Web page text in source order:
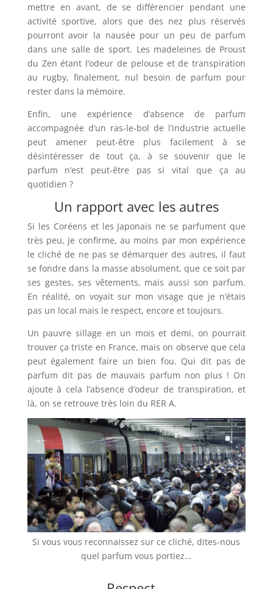
mettre en avant, de se différencier pendant une
activité sportive, alors que des nez plus réservés
pourront avoir la nausée pour un peu de parfum
dans une salle de sport. Les madeleines de Proust
du Zen étant l’odeur de pelouse et de transpiration
au rugby, finalement, nul besoin de parfum pour
rester dans la mémoire.
Enfin, une expérience d’absence de parfum
accompagnée d’un ras-le-bol de l’industrie actuelle
peut amener peut-être plus facilement à se
désintéresser de tout ça, à se souvenir que le
parfum n’est peut-être pas si vital que ça au
quotidien ?
Un rapport avec les autres
Si les Coréens et les Japonais ne se parfument que
très peu, je confirme, au moins par mon expérience
le cliché de ne pas se démarquer des autres, il faut
se fondre dans la masse absolument, que ce soit par
ses gestes, ses vêtements, mais aussi son parfum.
En réalité, on voyait sur mon visage que je n’étais
pas un local mais le respect, encore et toujours.
Un pauvre sillage en un mois et demi, on pourrait
trouver ça triste en France, mais on observe que cela
peut également faire un bien fou. Qui dit pas de
parfum dit pas de mauvais parfum non plus ! On
ajoute à cela l’absence d’odeur de transpiration, et
là, on se retrouve très loin du RER A.
Si vous vous reconnaissez sur ce cliché, dites-nous
quel parfum vous portiez…